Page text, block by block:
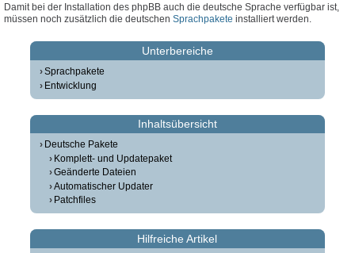
Damit bei der Installation des phpBB auch die deutsche Sprache verfügbar ist,
müssen noch zusätzlich die deutschen Sprachpakete installiert werden.
Unterbereiche
Sprachpakete
Entwicklung
Inhaltsübersicht
Deutsche Pakete
Komplett- und Updatepaket
Geänderte Dateien
Automatischer Updater
Patchfiles
Hilfreiche Artikel